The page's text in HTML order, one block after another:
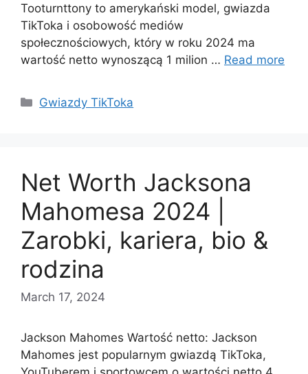
Tooturnttony to amerykański model, gwiazda
TikToka i osobowość mediów
społecznościowych, który w roku 2024 ma
wartość netto wynoszącą 1 milion … Read more
Categories
Gwiazdy TikToka
Net Worth Jacksona
Mahomesa 2024 |
Zarobki, kariera, bio &
rodzina
March 17, 2024
Jackson Mahomes Wartość netto: Jackson
Mahomes jest popularnym gwiazdą TikToka,